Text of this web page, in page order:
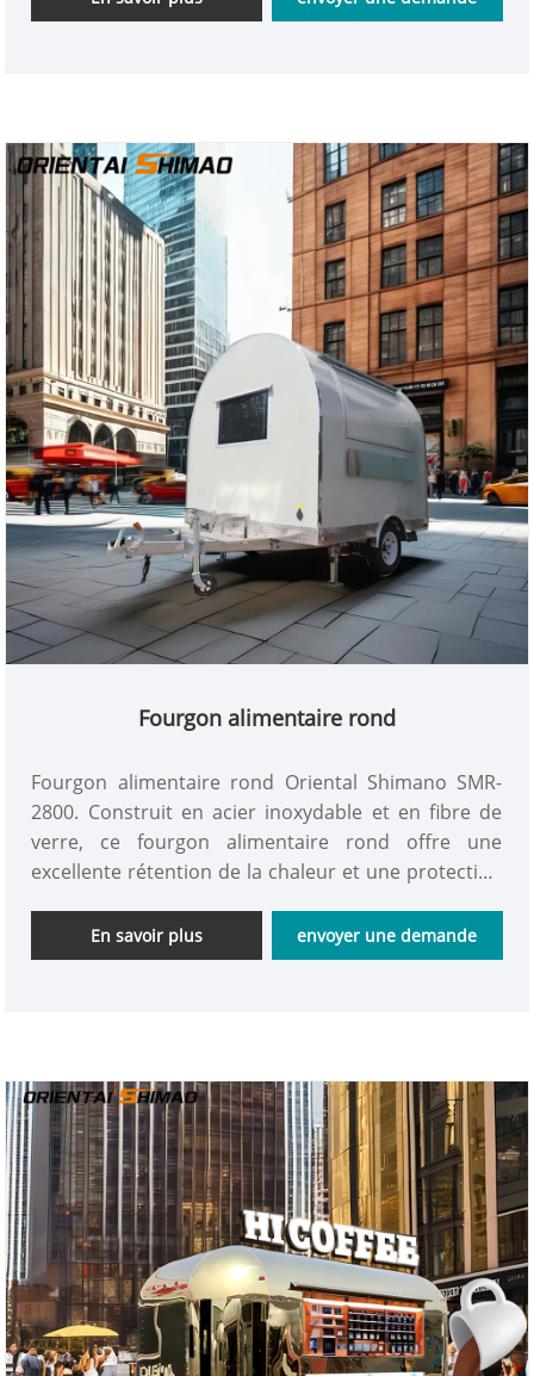
ensembles de camions de nourriture sont produits
carré en feuille composite avec service OEM.
Fourgon alimentaire rond
Fourgon alimentaire rond Oriental Shimano SMR-
2800. Construit en acier inoxydable et en fibre de
verre, ce fourgon alimentaire rond offre une
excellente rétention de la chaleur et une protection
circulaire unique et ses multiples fonctionnalités
personnalisables en font un excellent choix pour la
En savoir plus envoyer une demande